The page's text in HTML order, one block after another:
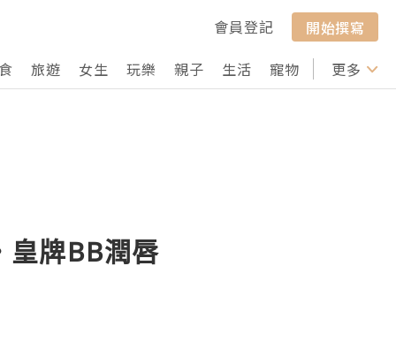
會員登記
開始撰寫
旅遊 女生 玩樂 親子 生活 寵物 行山 打卡
更多
皇牌BB潤唇